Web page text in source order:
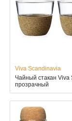
Viva Scandinavia
Чайный стакан Viva
прозрачный